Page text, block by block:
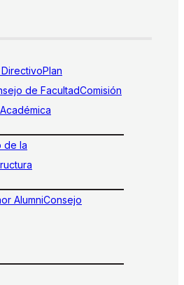
Plan
de FacultadComisión
de la
AlumniConsejo